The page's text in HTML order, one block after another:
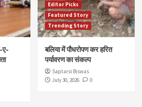
ए-
Editor Picks
Featured Story
Trending Story
बलिया में पौधरोपण कर हरित
पर्यावरण का संकल्प
Saptarsi Biswas
July 30, 2026
0